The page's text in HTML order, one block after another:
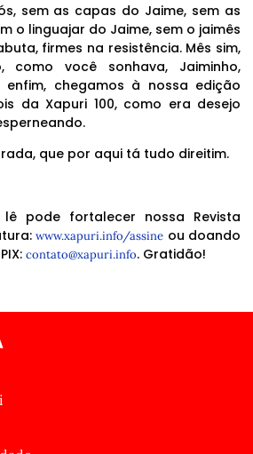
sem as capas do Jaime, sem as
o linguajar do Jaime, sem o jaimês
firmes na resistência. Mês sim,
como você sonhava, Jaiminho,
chegamos à nossa edição
da Xapuri 100, como era desejo
que por aqui tá tudo direitim.
lê pode fortalecer nossa Revista
www.xapuri.info/assine ou doando
contato@xapuri.info. Gratidão!